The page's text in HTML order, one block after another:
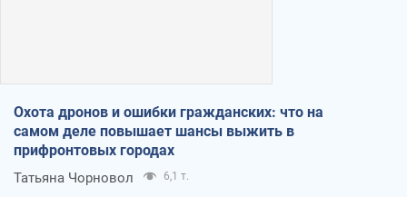
Охота дронов и ошибки гражданских: что на
самом деле повышает шансы выжить в
прифронтовых городах
Татьяна Чорновол 6,1 т.